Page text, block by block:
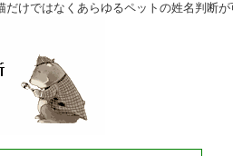
けではなくあらゆるペットの姓名判断が